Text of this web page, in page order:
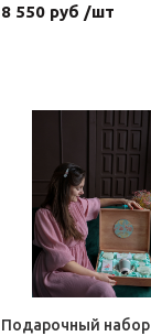
8 550 руб /шт
Подарочный набор